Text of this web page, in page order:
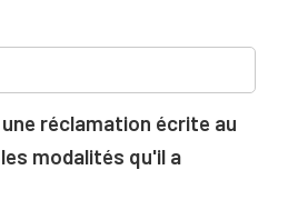
réclamation écrite au
modalités qu'il a